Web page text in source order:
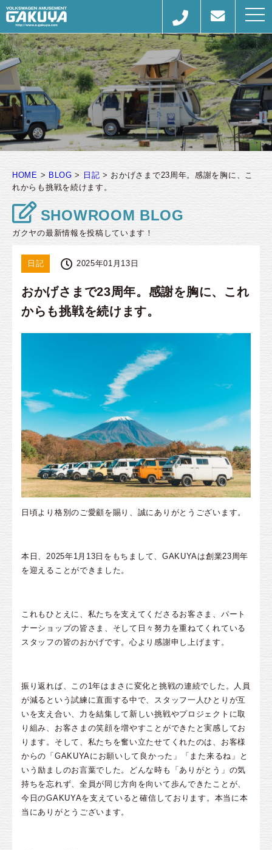
HOME > BLOG > 日記 > おかげさまで23周年。感謝を胸に、こ
れからも挑戦を続けます。
SHOWROOM BLOG
ガクヤの最新情報を投稿しています！
日記 2025年01月13日
おかげさまで23周年。感謝を胸に、これ
からも挑戦を続けます。
日頃より格別のご愛顧を賜り、誠にありがとうございます。
本日、2025年1月13日をもちまして、GAKUYAは創業23周年
を迎えることができました。
これもひとえに、私たちを支えてくださるお客さま、パート
ナーショップの皆さま、そして日々努力を重ねてくれている
スタッフの皆のおかげです。心より感謝申し上げます。
振り返れば、この1年はまさに変化と挑戦の連続でした。人員
が減るという試練に直面する中で、スタッフ一人ひとりが互
いを支え合い、力を結集して新しい挑戦やプロジェクトに取
り組み、お客さまの笑顔を増やすことができたと実感してお
ります。そして、私たちを奮い立たせてくれたのは、お客様
からの「GAKUYAにお願いして良かった」「また来るね」と
いう励ましのお言葉でした。どんな時も「ありがとう」の気
持ちを忘れず、全員が同じ方向を向いて歩んできたことが、
今日のGAKUYAを支えていると確信しております。本当に本
当にありがとうございます。